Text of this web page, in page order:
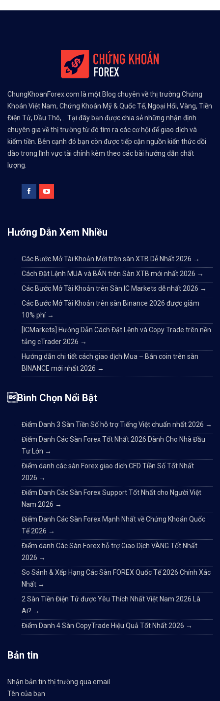
ChungKhoanForex.com là một Blog chuyên về thị trường Chứng
Khoán Việt Nam, Chứng Khoán Mỹ & Quốc Tế, Ngoại Hối, Vàng, Tiền
Điện Tử, Dầu Thô,... Tại đây bạn được chia sẻ những nhận định
chuyên gia về thị trường từ đó tìm ra các cơ hội để giao dịch và
kiếm tiền. Bên cạnh đó bạn còn được tiếp cận nguồn kiến thức dồi
dào trong lĩnh vực tài chính kèm theo các bài hướng dẫn chất
lượng.
Hướng Dẫn Xem Nhiều
Các Bước Mở Tài Khoản Mới trên sàn XTB Dễ Nhất 2026 →
Cách Đặt Lệnh MUA và BÁN trên Sàn XTB mới nhất 2026 →
Các Bước Mở Tài Khoản trên Sàn IC Markets dễ nhất 2026 →
Các Bước Mở Tài Khoản trên sàn Binance 2026 được giảm
10% phí →
[ICMarkets] Hướng Dẫn Cách Đặt Lệnh và Copy Trade trên nền
tảng cTrader 2026 →
Hướng dẫn chi tiết cách giao dịch Mua – Bán coin trên sàn
BINANCE mới nhất 2026 →
Bình Chọn Nổi Bật
Điểm Danh 3 Sàn Tiền Số hỗ trợ Tiếng Việt chuẩn nhất 2026 →
Điểm Danh Các Sàn Forex Tốt Nhất 2026 Dành Cho Nhà Đầu
Tư Lớn →
Điểm danh các sàn Forex giao dịch CFD Tiền Số Tốt Nhất
2026 →
Điểm Danh Các Sàn Forex Support Tốt Nhất cho Người Việt
Nam 2026 →
Điểm Danh Các Sàn Forex Mạnh Nhất về Chứng Khoán Quốc
Tế 2026 →
Điểm danh Các Sàn Forex hỗ trợ Giao Dịch VÀNG Tốt Nhất
2026 →
So Sánh & Xếp Hạng Các Sàn FOREX Quốc Tế 2026 Chính Xác
Nhất →
2 Sàn Tiền Điện Tử được Yêu Thích Nhất Việt Nam 2026 Là
Ai? →
Điểm Danh 4 Sàn CopyTrade Hiệu Quả Tốt Nhất 2026 →
Bản tin
Nhận bản tin thị trường qua email
Tên của bạn